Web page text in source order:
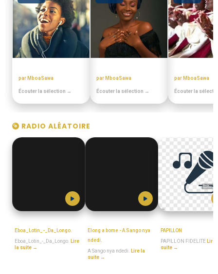
par MboaSawa
Écouter la sélection →
par MboaSawa
Écouter la sélection →
par MboaSawa
Écouter la
RADIO ALÉATOIRE
Eboa_Lotin_-_Da_Longo.
Eboa_Lotin_-_Da_Longo. Lire
la suite →
Elong a bome - A Sango nya
ndedi.
A Sango nya ndedi. Lire la
suite →
PAPILLON
PAPILLON FIDELITE Lire
suite →